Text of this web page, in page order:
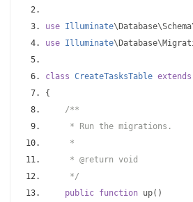
use Illuminate
use Illuminate
class CreateTasksTable extends
{
/**
     * Run the migrations.
     *
     * @return void
     */
public function up()